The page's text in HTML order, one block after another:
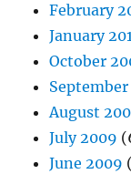
February
January
October
August
July 2009
June 2009